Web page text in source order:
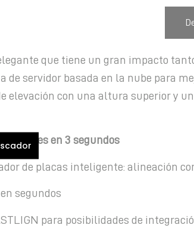
que tiene un gran impacto
de servidor basada en la nube para
elevación con una altura superior y
en 3 segundos
de placas inteligente: alineación
segundos
para posibilidades de